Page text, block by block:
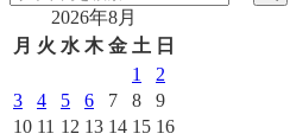
リ
2026年8月
月 火 水 木 金 土 日
1
2
3
4 5 6 7 8
9
10 11 12 13 14 15 16